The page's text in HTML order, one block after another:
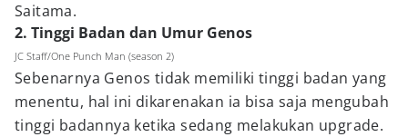
Saitama.
2. Tinggi Badan dan Umur Genos
JC Staff/One Punch Man (season 2)
Sebenarnya Genos tidak memiliki tinggi badan yang
menentu, hal ini dikarenakan ia bisa saja mengubah
tinggi badannya ketika sedang melakukan upgrade.